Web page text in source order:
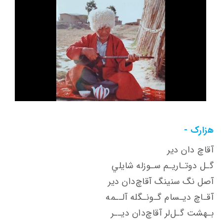
هزارک -
آقاچ دان دير
گـل دوتـاريـم سـوزله شايلي
آصل نگ سنينگ آقاچ‌دان دير
آقـاچ ديـسام گـونـگله آلــمه
بـهشت گـل‌لر آقاچ‌دان ديــر